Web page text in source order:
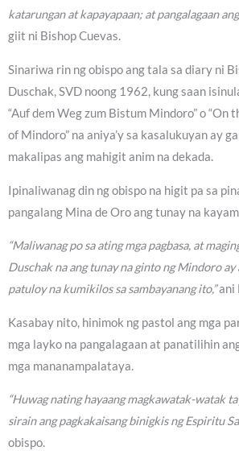
katarungan at kapayapaan; at pangalagaan
giit ni Bishop Cuevas.
Sinariwa rin ng obispo ang tala sa diary ni
Duschak, SVD noong 1962, kung saan
“Auf dem Weg zum Bistum Mindoro” o “On
of Mindoro” na aniya’y sa kasalukuyan ay
makalipas ang mahigit anim na dekada.
Ipinaliwanag din ng obispo na higit pa sa
pangalang Mina de Oro ang tunay na
“Maliwanag po sa ating mga pagbasa, at
Duschak na ang tunay na ginto ng Mindoro ay
patuloy na kumikilos sa sambayanang ito,”ani
Kasabay nito, hinimok ng pastol ang mga
mga layko na pangalagaan at panatilihin
mga mananampalataya.
“Huwag nating hayaang magkawatak-watak
sirain ang pagkakaisang binigkis ng Espiritu
obispo.